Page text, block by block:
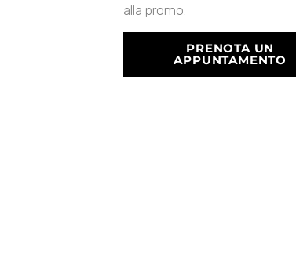
alla promo.
PRENOTA UN
APPUNTAMENTO